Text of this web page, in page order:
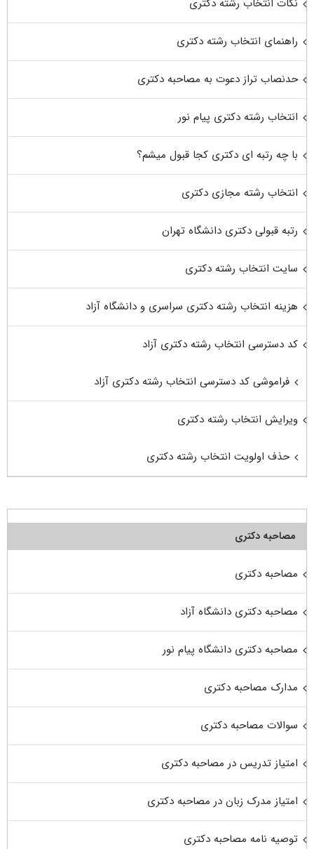
نکات انتخاب رشته دکتری
راهنمای انتخاب رشته دکتری
حدنصاب تراز دعوت به مصاحبه دکتری
انتخاب رشته دکتری پیام نور
با چه رتبه ای دکتری کجا قبول میشم؟
انتخاب رشته مجازی دکتری
رتبه قبولی دکتری دانشگاه تهران
سایت انتخاب رشته دکتری
هزینه انتخاب رشته دکتری سراسری و دانشگاه آزاد
کد دسترسی انتخاب رشته دکتری آزاد
فراموشی کد دسترسی انتخاب رشته دکتری آزاد
ویرایش انتخاب رشته دکتری
حذف اولویت انتخاب رشته دکتری
مصاحبه دکتری
مصاحبه دکتری
مصاحبه دکتری دانشگاه آزاد
مصاحبه دکتری دانشگاه پیام نور
مدارک مصاحبه دکتری
سوالات مصاحبه دکتری
امتیاز تدریس در مصاحبه دکتری
امتیاز مدرک زبان در مصاحبه دکتری
توصیه نامه مصاحبه دکتری